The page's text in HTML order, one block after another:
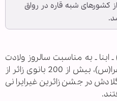
کشورهای شبه قاره در رواق
ـ به مناسبت سالروز ولادت
دختر رسول خدا(ص) حضرت زهرا(س)، بیش از 200 بانوی زائر از
در جشن زائرین غیرایرانی